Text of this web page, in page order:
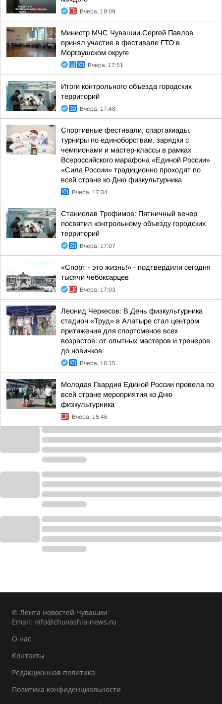
Вчера, 19:09
Министр МЧС Чувашии Сергей Павлов
принял участие в фестивале ГТО в
Моргаушском округе
Вчера, 17:51
Итоги контрольного объезда городских
территорий
Вчера, 17:48
Спортивные фестивали, спартакиады,
турниры по единоборствам, зарядки с
чемпионами и мастер-классы в рамках
Всероссийского марафона «Единой России»
«Сила России» традиционно проходят по
всей стране ко Дню физкультурника
Вчера, 17:34
Станислав Трофимов: Пятничный вечер
посвятил контрольному объезду городских
территорий
Вчера, 17:07
«Спорт - это жизнь!» - подтвердили сегодня
тысячи чебоксарцев
Вчера, 17:03
Леонид Черкесов: В День физкультурника
стадион «Труд» в Алатыре стал центром
притяжения для спортсменов всех
возрастов: от опытных мастеров и тренеров
до новичков
Вчера, 16:15
Молодая Гвардия Единой России провела по
всей стране мероприятия ко Дню
физкультурника
Вчера, 15:46
© Лента новостей Чувашии
Email: info@chuvashia-news.ru
О нас
Контакты
Редакционная политика
Политика конфиденциальности